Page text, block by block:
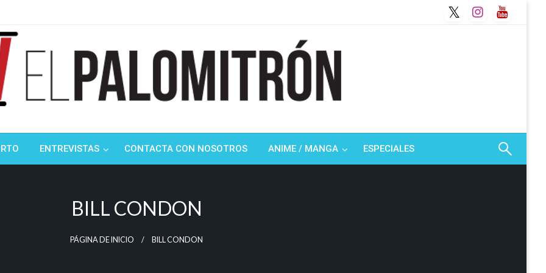
ENTREVISTAS CONTACTA CON NOSOTROS ANIME / MANGA ESPECIALES
BILL CONDON
PÁGINA DE INICIO BILL CONDON